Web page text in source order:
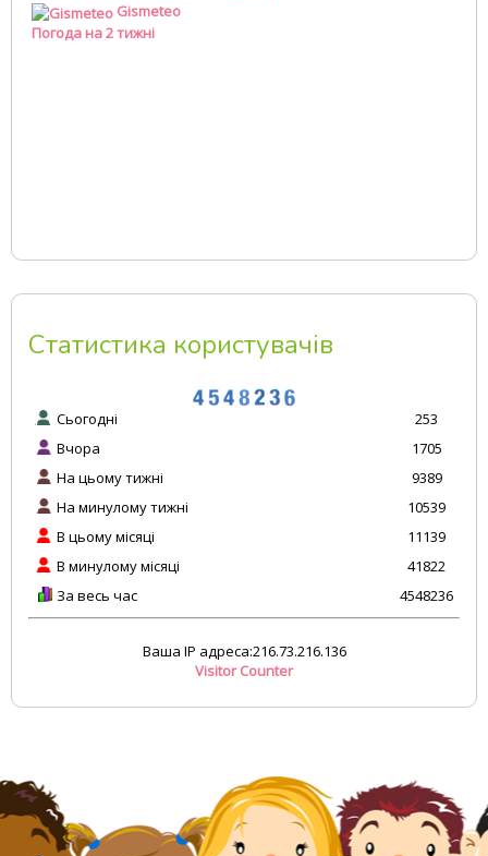
Gismeteo
Погода на 2 тижні
Статистика користувачів
Сьогодні
Вчора
На цьому тижні
На минулому тижні
В цьому місяці
В минулому місяці
За весь час
253
1705
9389
10539
11139
41822
4548236
Ваша IP адреса:216.73.216.136
Visitor Counter